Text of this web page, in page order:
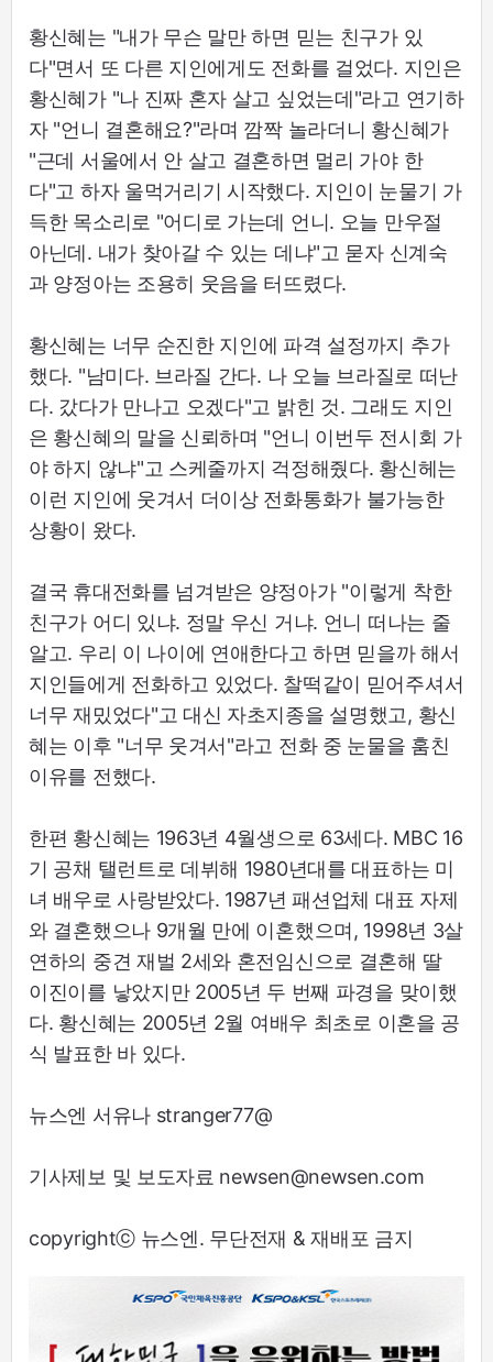
황신혜는 "내가 무슨 말만 하면 믿는 친구가 있
다"면서 또 다른 지인에게도 전화를 걸었다. 지인은
황신혜가 "나 진짜 혼자 살고 싶었는데"라고 연기하
자 "언니 결혼해요?"라며 깜짝 놀라더니 황신혜가
"근데 서울에서 안 살고 결혼하면 멀리 가야 한
다"고 하자 울먹거리기 시작했다. 지인이 눈물기 가
득한 목소리로 "어디로 가는데 언니. 오늘 만우절
아닌데. 내가 찾아갈 수 있는 데냐"고 묻자 신계숙
과 양정아는 조용히 웃음을 터뜨렸다.
황신혜는 너무 순진한 지인에 파격 설정까지 추가
했다. "남미다. 브라질 간다. 나 오늘 브라질로 떠난
다. 갔다가 만나고 오겠다"고 밝힌 것. 그래도 지인
은 황신혜의 말을 신뢰하며 "언니 이번두 전시회 가
야 하지 않냐"고 스케줄까지 걱정해줬다. 황신헤는
이런 지인에 웃겨서 더이상 전화통화가 불가능한
상황이 왔다.
결국 휴대전화를 넘겨받은 양정아가 "이렇게 착한
친구가 어디 있냐. 정말 우신 거냐. 언니 떠나는 줄
알고. 우리 이 나이에 연애한다고 하면 믿을까 해서
지인들에게 전화하고 있었다. 찰떡같이 믿어주셔서
너무 재밌었다"고 대신 자초지종을 설명했고, 황신
혜는 이후 "너무 웃겨서"라고 전화 중 눈물을 훔친
이유를 전했다.
한편 황신혜는 1963년 4월생으로 63세다. MBC 16
기 공채 탤런트로 데뷔해 1980년대를 대표하는 미
녀 배우로 사랑받았다. 1987년 패션업체 대표 자제
와 결혼했으나 9개월 만에 이혼했으며, 1998년 3살
연하의 중견 재벌 2세와 혼전임신으로 결혼해 딸
이진이를 낳았지만 2005년 두 번째 파경을 맞이했
다. 황신혜는 2005년 2월 여배우 최초로 이혼을 공
식 발표한 바 있다.
뉴스엔 서유나 stranger77@
기사제보 및 보도자료 newsen@newsen.com
copyrightⓒ 뉴스엔. 무단전재 & 재배포 금지